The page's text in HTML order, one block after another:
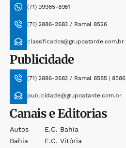
(71) 99965-8961
(71) 2886-2683 / Ramal 8526
classificados@grupoatarde.com.br
Publicidade
(71) 2886-2683 / Ramal 8585 | 8586
publicidade@grupoatarde.com.br
Canais e Editorias
Autos
Bahia
E.c. Bahia
E.c. Vitória